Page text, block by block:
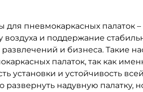
для пневмокаркасных палаток
воздуха и поддержание
и бизнеса. Такие
палаток, так как
установки и устойчивость
развернуть надувную палатку,